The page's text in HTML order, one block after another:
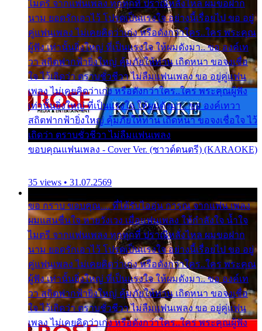
ไมตรี จากแฟนเพลง ทุกทุกที่ ปราณีหลั่งไหล ผมขอฝาก
นาม ยอดรักเอาไว้ โปรดเป็นแรงใจ อย่างนี้เรื่อยไป ขอ อยู่
คู่แฟนเพลง ไม่เคยคิดว่าเก่ง หรือดังกว่าใคร..ใคร พระคุณ
ผู้ฟัง เท่านั้นยิ่งใหญ่ ที่เป็นแรงใจ ให้ผมดังมา.. ขอ องค์เท
วา สถิตฟากฟ้ายิ่งใหญ่ คุ้มภัยให้ท่าน เถิดหนา ขอจงเชื่อ
ใจ ไว้เถิดว่า ตราบชั่วชีวา ไม่ลืมแฟนเพลง ขอ อยู่คู่แฟน
เพลง ไม่เคยคิดว่าเก่ง หรือดังกว่าใคร..ใคร พระคุณผู้ฟัง
เท่านั้นยิ่งใหญ่ ที่เป็นแรงใจ ให้ผมดังมา.. ขอ องค์เทวา
สถิตฟากฟ้ายิ่งใหญ่ คุ้มภัยให้ท่าน เถิดหนา ขอจงเชื่อใจ ไว้
เถิดว่า ตราบชั่วชีวา ไม่ลืมแฟนเพลง
ขอบคุณแฟนเพลง - Cover Ver. (ซาวด์ดนตรี) (KARAOKE)
35 views • 31.07.2569
ขอ กราบ ขอบคุณ.... ที่ได้รับไออุ่น การุณ จากแฟน เพลง
ผมแสนชื่นใจ หายวังเวง เมื่อแฟนเพลง ให้กำลังใจ น้ำใจ
ไมตรี จากแฟนเพลง ทุกทุกที่ ปราณีหลั่งไหล ผมขอฝาก
นาม ยอดรักเอาไว้ โปรดเป็นแรงใจ อย่างนี้เรื่อยไป ขอ อยู่
คู่แฟนเพลง ไม่เคยคิดว่าเก่ง หรือดังกว่าใคร..ใคร พระคุณ
ผู้ฟัง เท่านั้นยิ่งใหญ่ ที่เป็นแรงใจ ให้ผมดังมา.. ขอ องค์เท
วา สถิตฟากฟ้ายิ่งใหญ่ คุ้มภัยให้ท่าน เถิดหนา ขอจงเชื่อ
ใจ ไว้เถิดว่า ตราบชั่วชีวา ไม่ลืมแฟนเพลง ขอ อยู่คู่แฟน
เพลง ไม่เคยคิดว่าเก่ง หรือดังกว่าใคร..ใคร พระคุณผู้ฟัง